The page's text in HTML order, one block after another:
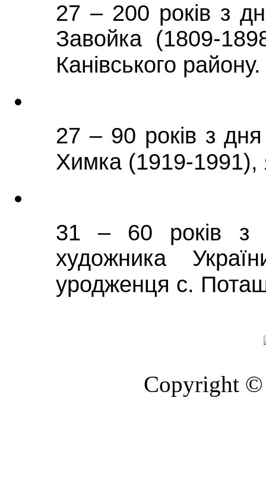
27 – 200 років з
Завойка (1809-
Канівського району.
27 – 90 років з
Химка (1919-1991),
31 – 60 років з
художника
уродженця с.
Copyright ©